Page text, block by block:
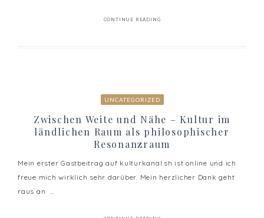
CONTINUE READING
UNCATEGORIZED
Zwischen Weite und Nähe – Kultur im
ländlichen Raum als philosophischer
Resonanzraum
Mein erster Gastbeitrag auf kulturkanal.sh ist online und ich
freue mich wirklich sehr darüber. Mein herzlicher Dank geht
raus an ...